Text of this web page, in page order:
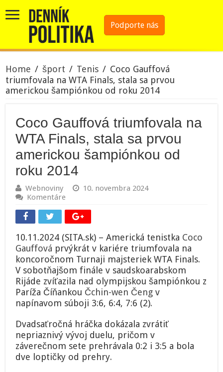
Podporte nás
Home / šport / Tenis / Coco Gauffová
triumfovala na WTA Finals, stala sa prvou
americkou šampiónkou od roku 2014
Coco Gauffová triumfovala na
WTA Finals, stala sa prvou
americkou šampiónkou od
roku 2014
Webnoviny
10. novembra 2024
Komentáre
10.11.2024 (SITA.sk) – Americká tenistka Coco
Gauffová prvýkrát v kariére triumfovala na
koncoročnom Turnaji majsteriek WTA Finals.
V sobotňajšom finále v saudskoarabskom
Rijáde zvíťazila nad olympijskou šampiónkou z
Paríža Číňankou Čchin-wen Čeng v
napínavom súboji 3:6, 6:4, 7:6 (2).
Dvadsaťročná hráčka dokázala zvrátiť
nepriaznivý vývoj duelu, pričom v
záverečnom sete prehrávala 0:2 i 3:5 a bola
dve loptičky od prehry.